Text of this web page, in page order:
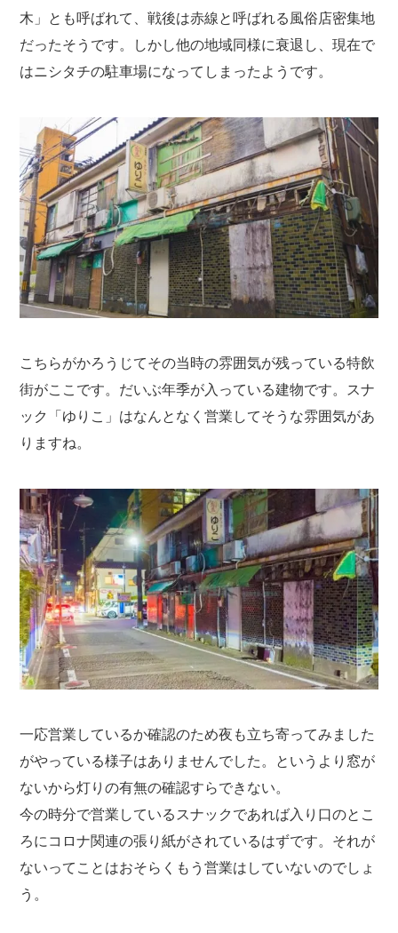
木」とも呼ばれて、戦後は赤線と呼ばれる風俗店密集地
だったそうです。しかし他の地域同様に衰退し、現在で
はニシタチの駐車場になってしまったようです。
こちらがかろうじてその当時の雰囲気が残っている特飲
街がここです。だいぶ年季が入っている建物です。スナ
ック「ゆりこ」はなんとなく営業してそうな雰囲気があ
りますね。
一応営業しているか確認のため夜も立ち寄ってみました
がやっている様子はありませんでした。というより窓が
ないから灯りの有無の確認すらできない。
今の時分で営業しているスナックであれば入り口のとこ
ろにコロナ関連の張り紙がされているはずです。それが
ないってことはおそらくもう営業はしていないのでしょ
う。